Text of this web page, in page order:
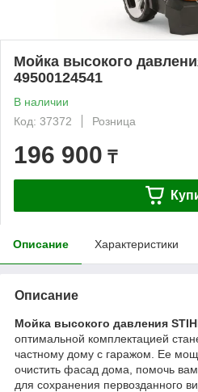
Мойка высокого
49500124541
В наличии
Код: 37372
Розница
196 900 ₸
Описание Характеристики
Описание
Мойка высокого давления
оптимальной комплектацией
частному дому с гаражом. Ее
очистить фасад дома, помочь
для сохранения первозданного